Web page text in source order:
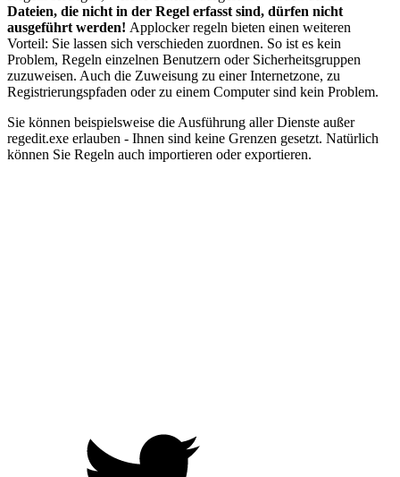
Dateien, die nicht in der Regel erfasst sind, dürfen nicht
ausgeführt werden! Applocker regeln bieten einen weiteren
Vorteil: Sie lassen sich verschieden zuordnen. So ist es kein
Problem, Regeln einzelnen Benutzern oder Sicherheitsgruppen
zuzuweisen. Auch die Zuweisung zu einer Internetzone, zu
Registrierungspfaden oder zu einem Computer sind kein Problem.
Sie können beispielsweise die Ausführung aller Dienste außer
regedit.exe erlauben - Ihnen sind keine Grenzen gesetzt. Natürlich
können Sie Regeln auch importieren oder exportieren.